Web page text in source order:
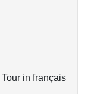
Tour in français